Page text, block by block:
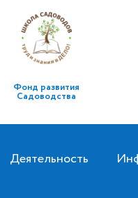
Фонд развития
Садоводства
Деятельность